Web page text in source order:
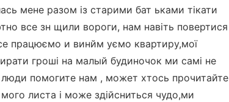
мене разом із старими бат ьками тікати
все зн щили вороги, нам навіть повертися
працюємо и винйм уємо квартиру,мої
гроші на малый будиночок ми самі не
помогите нам , может хтось прочитайте
листа і може здійсниться чудо,ми